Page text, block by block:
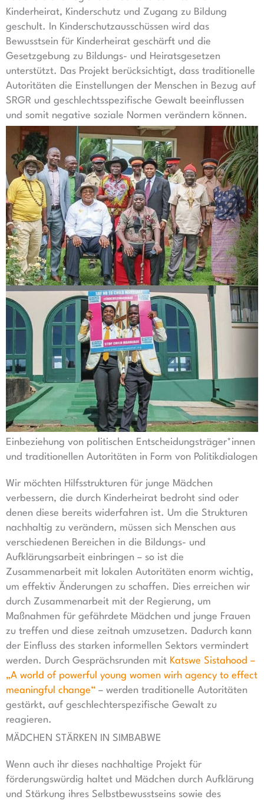
Kinderheirat, Kinderschutz und Zugang zu Bildung
geschult. In Kinderschutzausschüssen wird das
Bewusstsein für Kinderheirat geschärft und die
Gesetzgebung zu Bildungs- und Heiratsgesetzen
unterstützt. Das Projekt berücksichtigt, dass traditionelle
Autoritäten die Einstellungen der Menschen in Bezug auf
SRGR und geschlechtsspezifische Gewalt beeinflussen
und somit negative soziale Normen verändern können.
Einbeziehung von politischen Entscheidungsträger*innen
und traditionellen Autoritäten in Form von Politikdialogen
Wir möchten Hilfsstrukturen für junge Mädchen
verbessern, die durch Kinderheirat bedroht sind oder
denen diese bereits widerfahren ist. Um die Strukturen
nachhaltig zu verändern, müssen sich Menschen aus
verschiedenen Bereichen in die Bildungs- und
Aufklärungsarbeit einbringen – so ist die
Zusammenarbeit mit lokalen Autoritäten enorm wichtig,
um effektiv Änderungen zu schaffen. Dies erreichen wir
durch Zusammenarbeit mit der Regierung, um
Maßnahmen für gefährdete Mädchen und junge Frauen
zu treffen und diese zeitnah umzusetzen. Dadurch kann
der Einfluss des starken informellen Sektors vermindert
werden. Durch Gesprächsrunden mit Katswe Sistahood –
„A world of powerful young women wirh agency to effect
meaningful change“ – werden traditionelle Autoritäten
gestärkt, auf geschlechterspezifische Gewalt zu
reagieren.
MÄDCHEN STÄRKEN IN SIMBABWE
Wenn auch ihr dieses nachhaltige Projekt für
förderungswürdig haltet und Mädchen durch Aufklärung
und Stärkung ihres Selbstbewusstseins sowie des